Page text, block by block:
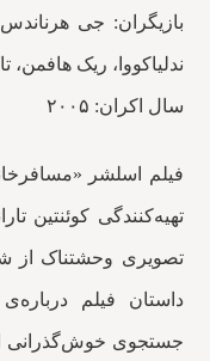
بازیگران: جی
ندلیاکووا، ریک هافمن،
سال اکران: ۲۰۰۵
تهیه‌کنندگی کوئنتین
تصویری وحشتناک از
داستان فیلم
جستجوی خوش‌گذرانی